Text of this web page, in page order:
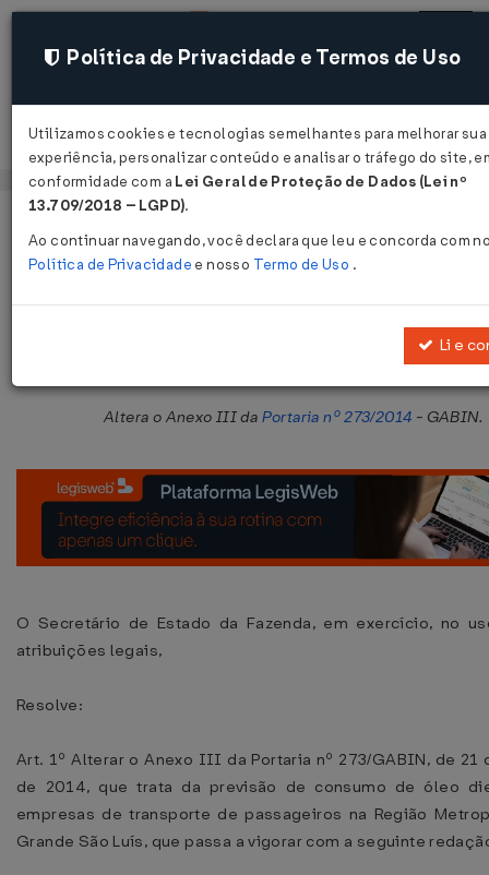
Acessar
Publicado no DOE - MA em 23 mai 2016
Altera o Anexo III da Portaria nº 273/2014 - GABIN.
O Secretário de Estado da Fazenda, em exercício, no
atribuições legais,
Resolve:
Art. 1º Alterar o Anexo III da Portaria nº 273/GABIN, de 21
de 2014, que trata da previsão de consumo de óleo
empresas de transporte de passageiros na Região
Grande São Luís, que passa a vigorar com a seguinte
Política de Privacidade e Termos de Uso
Utilizamos cookies e tecnologias semelhantes para melhorar sua
experiência, personalizar conteúdo e analisar o tráfego do site,
conformidade com a Lei Geral de Proteção de Dados (Lei nº
13.709/2018 – LGPD).
Ao continuar navegando, você declara que leu e concorda com
Política de Privacidade e nosso Termo de Uso .
Li e